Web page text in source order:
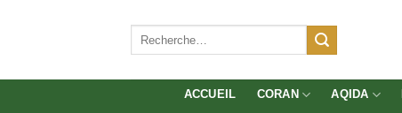
ACCUEIL CORAN AQIDA